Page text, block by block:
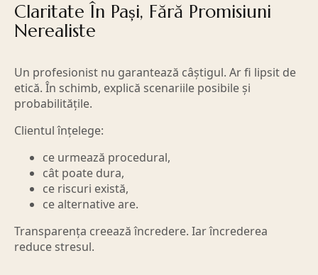
Claritate În Pași, Fără Promisiuni
Nerealiste
Un profesionist nu garantează câștigul. Ar fi lipsit de
etică. În schimb, explică scenariile posibile și
probabilitățile.
Clientul înțelege:
ce urmează procedural,
cât poate dura,
ce riscuri există,
ce alternative are.
Transparența creează încredere. Iar încrederea
reduce stresul.